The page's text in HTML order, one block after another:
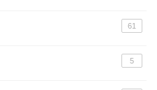
61
5